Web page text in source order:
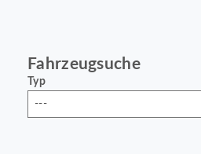
Fahrzeugsuche
Typ
---